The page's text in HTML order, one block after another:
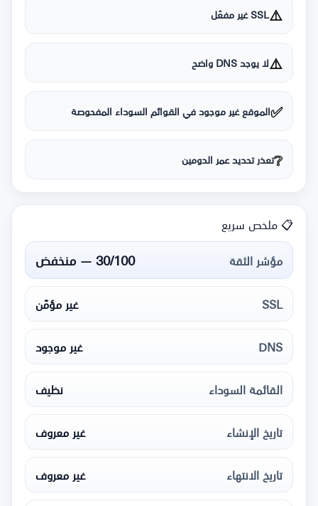
⚠️SSL غير مفعّل
⚠️لا يوجد DNS واضح
✅الموقع غير موجود في القوائم السوداء المفحوصة
❔تعذر تحديد عمر الدومين
📋 ملخص سريع
مؤشر الثقة
30/100 — منخفض
SSL
غير مؤمّن
DNS
غير موجود
القائمة السوداء
نظيف
تاريخ الإنشاء
غير معروف
تاريخ الانتهاء
غير معروف